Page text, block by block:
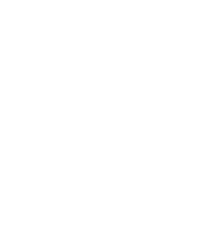
zł (0%). Było 169,00 zł. (-